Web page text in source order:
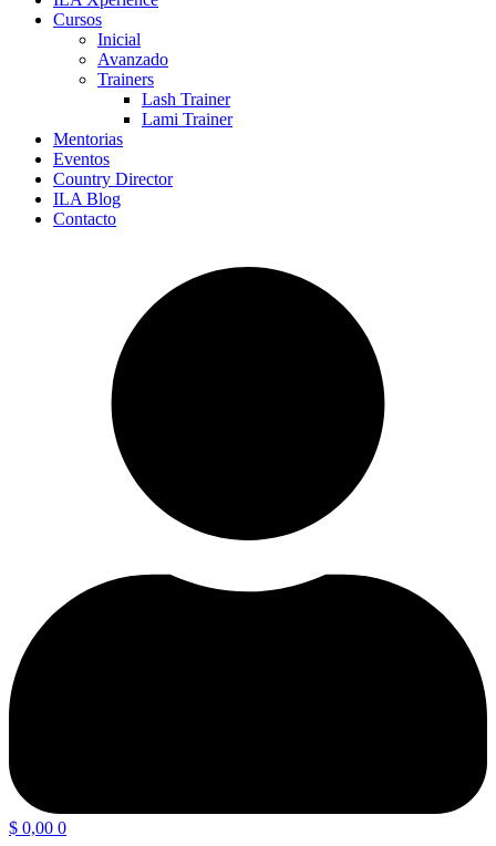
Cursos
Inicial
Avanzado
Trainers
Lash Trainer
Lami Trainer
Mentorias
Eventos
Country Director
ILA Blog
Contacto
$ 0,00 0